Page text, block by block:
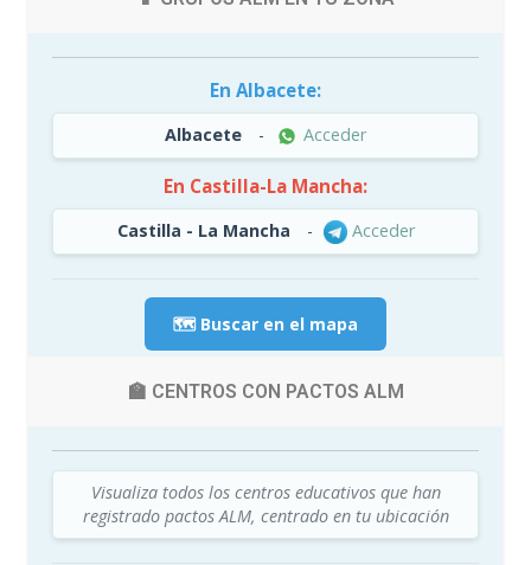
En Albacete:
Albacete - Acceder
En Castilla-La Mancha:
Castilla - La Mancha - Acceder
🗺️ Buscar en el mapa
🏫 CENTROS CON PACTOS ALM
Visualiza todos los centros educativos que han
registrado pactos ALM, centrado en tu ubicación